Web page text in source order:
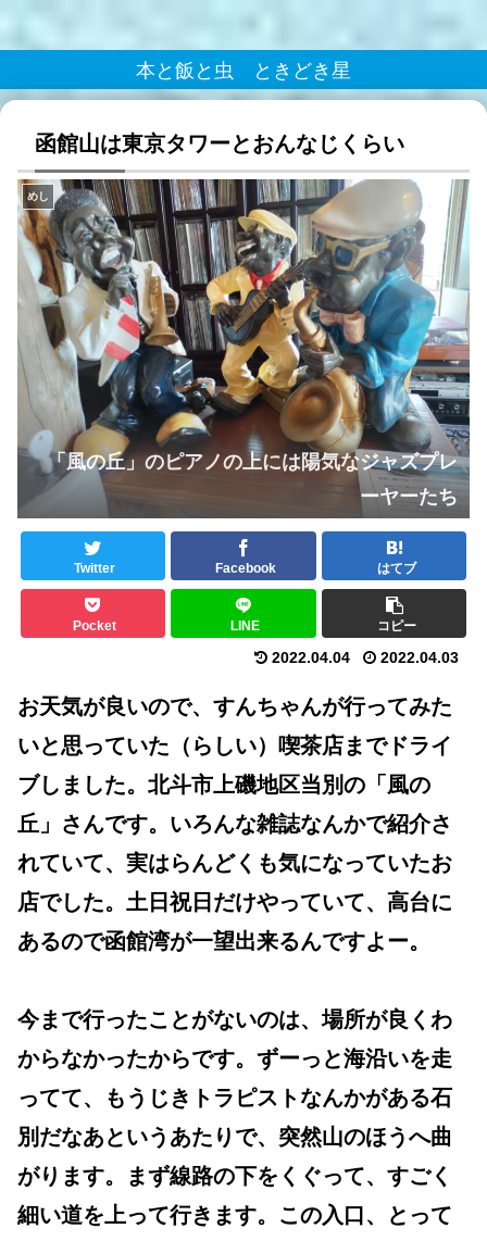
本と飯と虫 ときどき星
函館山は東京タワーとおんなじくらい
めし
「風の丘」のピアノの上には陽気なジャズプレ
ーヤーたち
Twitter Facebook はてブ
Pocket LINE コピー
2022.04.04 2022.04.03
お天気が良いので、すんちゃんが行ってみた
いと思っていた（らしい）喫茶店までドライ
ブしました。北斗市上磯地区当別の「風の
丘」さんです。いろんな雑誌なんかで紹介さ
れていて、実はらんどくも気になっていたお
店でした。土日祝日だけやっていて、高台に
あるので函館湾が一望出来るんですよー。
今まで行ったことがないのは、場所が良くわ
からなかったからです。ずーっと海沿いを走
ってて、もうじきトラピストなんかがある石
別だなあというあたりで、突然山のほうへ曲
がります。まず線路の下をくぐって、すごく
細い道を上って行きます。この入口、とって